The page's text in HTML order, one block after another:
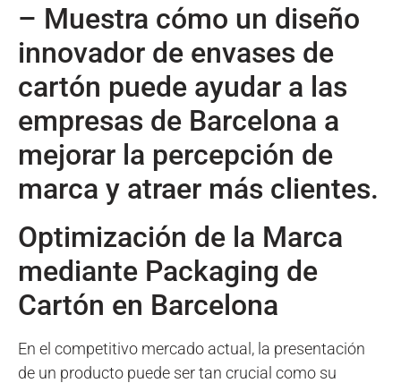
– Muestra cómo un diseño
innovador de envases de
cartón puede ayudar a las
empresas de Barcelona a
mejorar la percepción de
marca y atraer más clientes.
Optimización de la Marca
mediante Packaging de
Cartón en Barcelona
En el competitivo mercado actual, la presentación
de un producto puede ser tan crucial como su